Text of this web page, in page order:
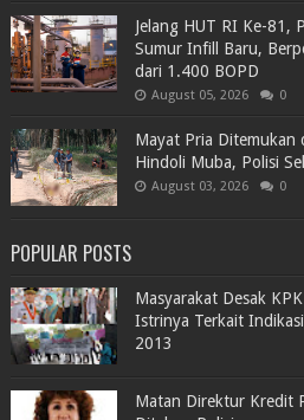
Jelang HUT RI Ke-81,
Sumur Infill Baru,
dari 1.400 BOPD
August 05, 2026 0
Mayat Pria Ditemukan
Hindoli Muba, Polisi
August 03, 2026 0
POPULAR POSTS
Masyarakat Desak
Istrinya Terkait
2013
Matan Direktur Kredit